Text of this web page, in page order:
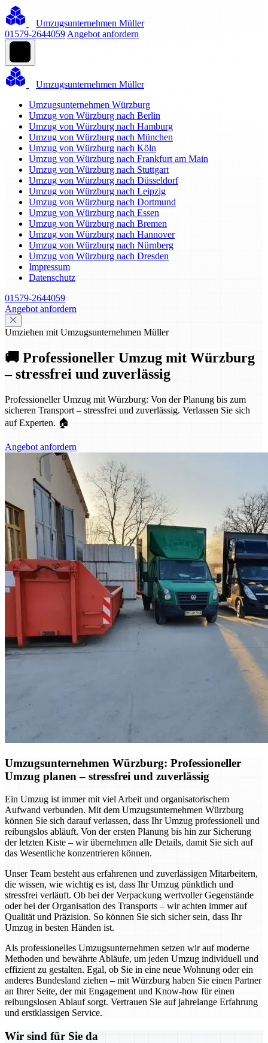
Umzugsunternehmen Müller
01579-2644059 Angebot anfordern
Umzugsunternehmen Müller
Umzugsunternehmen Würzburg
Umzug von Würzburg nach Berlin
Umzug von Würzburg nach Hamburg
Umzug von Würzburg nach München
Umzug von Würzburg nach Köln
Umzug von Würzburg nach Frankfurt am Main
Umzug von Würzburg nach Stuttgart
Umzug von Würzburg nach Düsseldorf
Umzug von Würzburg nach Leipzig
Umzug von Würzburg nach Dortmund
Umzug von Würzburg nach Essen
Umzug von Würzburg nach Bremen
Umzug von Würzburg nach Hannover
Umzug von Würzburg nach Nürnberg
Umzug von Würzburg nach Dresden
Impressum
Datenschutz
01579-2644059
Angebot anfordern
Umziehen mit Umzugsunternehmen Müller
🚚 Professioneller Umzug mit Würzburg
– stressfrei und zuverlässig
Professioneller Umzug mit Würzburg: Von der Planung bis zum
sicheren Transport – stressfrei und zuverlässig. Verlassen Sie sich
auf Experten. 🏠
Angebot anfordern
Umzugsunternehmen Würzburg: Professioneller
Umzug planen – stressfrei und zuverlässig
Ein Umzug ist immer mit viel Arbeit und organisatorischem
Aufwand verbunden. Mit dem Umzugsunternehmen Würzburg
können Sie sich darauf verlassen, dass Ihr Umzug professionell und
reibungslos abläuft. Von der ersten Planung bis hin zur Sicherung
der letzten Kiste – wir übernehmen alle Details, damit Sie sich auf
das Wesentliche konzentrieren können.
Unser Team besteht aus erfahrenen und zuverlässigen Mitarbeitern,
die wissen, wie wichtig es ist, dass Ihr Umzug pünktlich und
stressfrei verläuft. Ob bei der Verpackung wertvoller Gegenstände
oder bei der Organisation des Transports – wir achten immer auf
Qualität und Präzision. So können Sie sich sicher sein, dass Ihr
Umzug in besten Händen ist.
Als professionelles Umzugsunternehmen setzen wir auf moderne
Methoden und bewährte Abläufe, um jeden Umzug individuell und
effizient zu gestalten. Egal, ob Sie in eine neue Wohnung oder ein
anderes Bundesland ziehen – mit Würzburg haben Sie einen Partner
an Ihrer Seite, der mit Engagement und Know-how für einen
reibungslosen Ablauf sorgt. Vertrauen Sie auf jahrelange Erfahrung
und erstklassigen Service.
Wir sind für Sie da